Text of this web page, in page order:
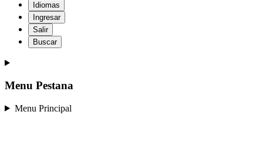
Idiomas
Ingresar
Salir
Buscar
Menu Pestana
Menu Principal